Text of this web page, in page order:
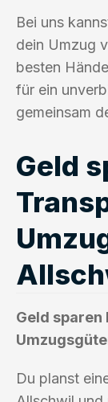
Bei uns
dein Umzug
besten
für ein
gemeinsam
Geld
Geld
Du planst